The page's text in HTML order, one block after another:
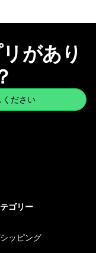
があり
ださい
ゴリー
ッピング